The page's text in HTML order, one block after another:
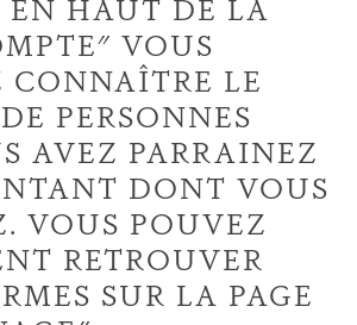
EN HAUT DE LA
VOUS
CONNAÎTRE LE
PERSONNES
AVEZ PARRAINEZ
DONT VOUS
VOUS POUVEZ
RETROUVER
SUR LA PAGE